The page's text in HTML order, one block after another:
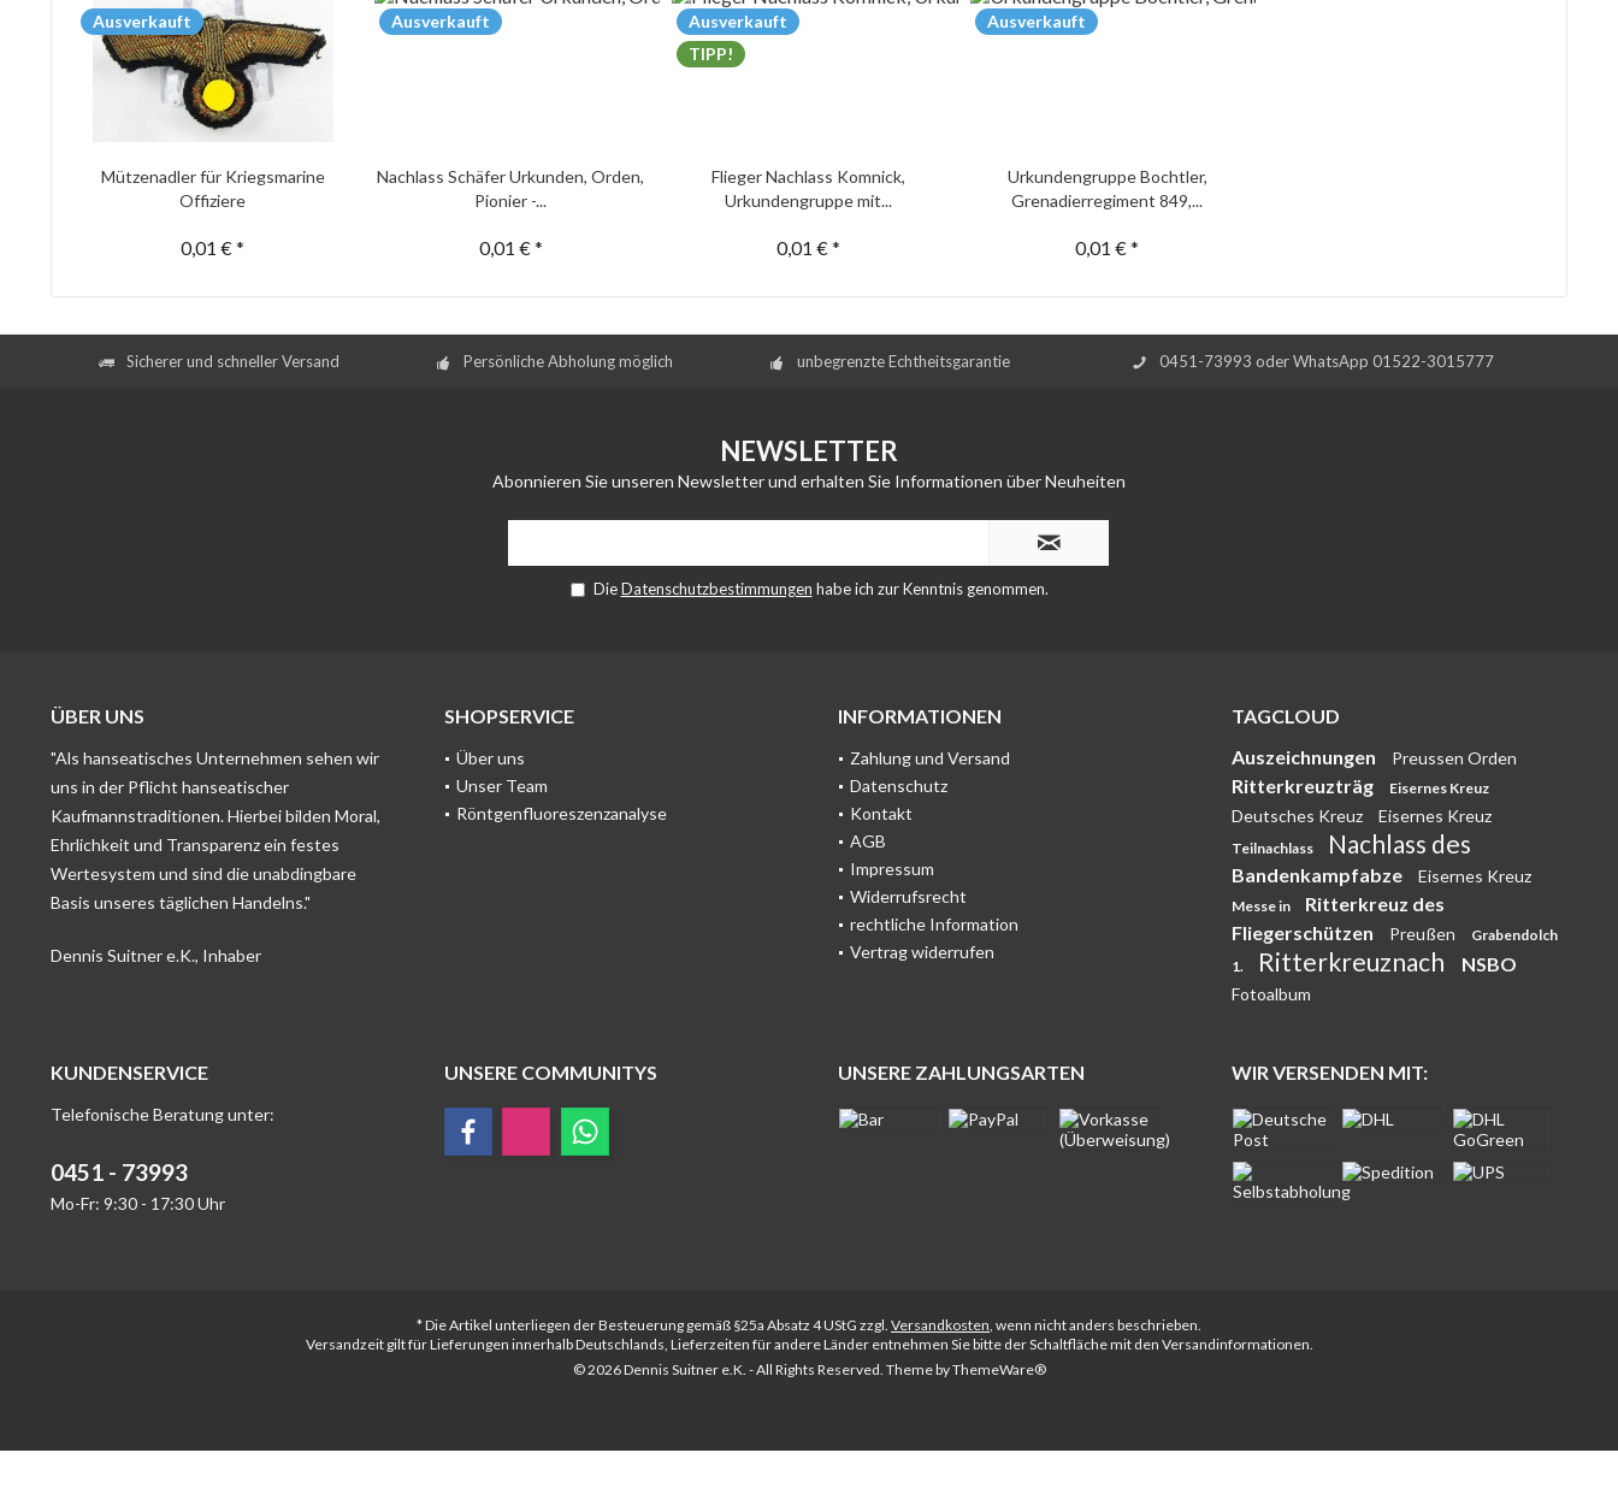
Ausverkauft
Mützenadler für Kriegsmarine
Offiziere
0,01 € *
Ausverkauft
Nachlass Schäfer Urkunden, Orden,
Pionier -...
0,01 € *
Ausverkauft
TIPP!
Flieger Nachlass Komnick,
Urkundengruppe mit...
0,01 € *
Ausverkauft
Urkundengruppe Bochtler,
Grenadierregiment 849,...
0,01 € *
Sicherer und schneller Versand Persönliche Abholung möglich unbegrenzte Echtheitsgarantie 0451-73993 oder WhatsApp 01522-3015777
NEWSLETTER
Abonnieren Sie unseren Newsletter und erhalten Sie Informationen über Neuheiten
DieDatenschutzbestimmungen habe ich zur Kenntnis genommen.
ÜBER UNS
"Als hanseatisches Unternehmen sehen wir
uns in der Pflicht hanseatischer
Kaufmannstraditionen. Hierbei bilden Moral,
Ehrlichkeit und Transparenz ein festes
Wertesystem und sind die unabdingbare
Basis unseres täglichen Handelns."
Dennis Suitner e.K., Inhaber
SHOPSERVICE
Über uns
Unser Team
Röntgenfluoreszenzanalyse
INFORMATIONEN
Zahlung und Versand
Datenschutz
Kontakt
AGB
Impressum
Widerrufsrecht
rechtliche Information
Vertrag widerrufen
TAGCLOUD
Auszeichnungen
Preussen Orden
Ritterkreuzträg Eisernes Kreuz
Deutsches Kreuz Eisernes Kreuz
Teilnachlass Nachlass des
Bandenkampfabze Eisernes Kreuz
Messe in
Ritterkreuz des
Fliegerschützen
Preußen
Grabendolch
1.
Ritterkreuznach NSBO
Fotoalbum
KUNDENSERVICE
Telefonische Beratung unter:
0451 - 73993
Mo-Fr: 9:30 - 17:30 Uhr
UNSERE COMMUNITYS UNSERE ZAHLUNGSARTEN WIR VERSENDEN MIT:
* Die Artikel unterliegen der Besteuerung gemäß §25a Absatz 4 UStG zzgl. Versandkosten, wenn nicht anders beschrieben.
Versandzeit gilt für Lieferungen innerhalb Deutschlands, Lieferzeiten für andere Länder entnehmen Sie bitte der Schaltfläche mit den Versandinformationen.
© 2026 Dennis Suitner e.K. - All Rights Reserved. Theme byThemeWare®